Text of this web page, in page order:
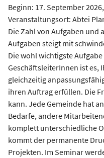
Beginn: 17. September
Veranstaltungsort: Abtei
Die Zahl von Aufgaben und
Aufgaben steigt mit
Die wohl wichtigste
GeschäftsleiterInnen ist es,
gleichzeitig
ihren Auftrag erfüllen. Die
kann. Jede Gemeinde hat
Bedarfe, andere
komplett unterschiedliche
kommt der permanente
Projekten. Im Seminar